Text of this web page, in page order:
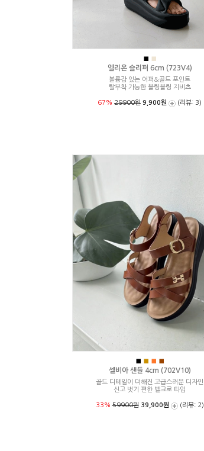
■
엘리온 슬리퍼 6cm (723V4)
볼륨감 있는 어퍼&골드 포인트
탈부착 가능한 블링블링 지비츠
67% 29900원 9,900원 (리뷰: 3)
■ ■ ■ ■
셀비아 샌들 4cm (702V10)
골드 디테일이 더해진 고급스러운 디자인
신고 벗기 편한 벨크로 타입
33%59900원 39,900원 (리뷰: 2)